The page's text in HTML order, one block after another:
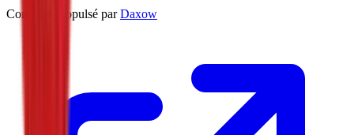
Conçu et Propulsé par Daxow